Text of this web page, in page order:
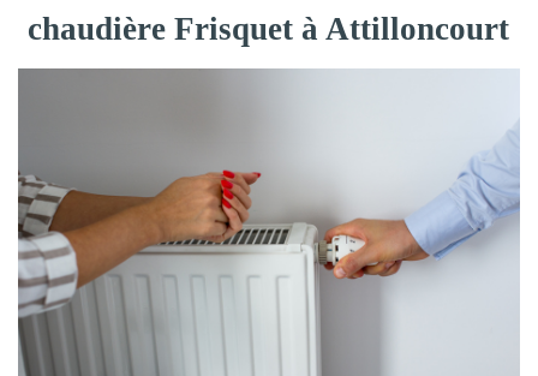
chaudière Frisquet à Attilloncourt